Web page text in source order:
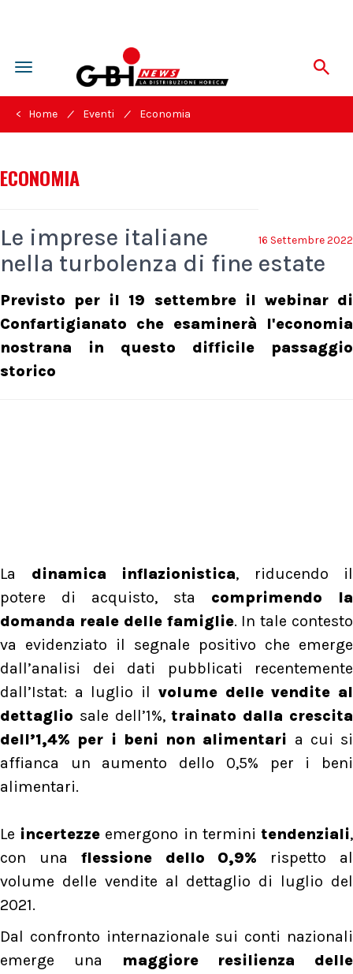
Toggle
navigation
< Home / Eventi / Economia
ECONOMIA
16 Settembre 2022
Le imprese italiane
nella turbolenza di fine estate
Previsto per il 19 settembre il webinar di
Confartigianato che esaminerà l'economia
nostrana in questo difficile passaggio
storico
La dinamica inflazionistica, riducendo il
potere di acquisto, sta comprimendo la
domanda reale delle famiglie. In tale contesto
va evidenziato il segnale positivo che emerge
dall’analisi dei dati pubblicati recentemente
dall’Istat: a luglio il volume delle vendite al
dettaglio sale dell’1%,trainato dalla crescita
dell’1,4% per i beni non alimentari a cui si
affianca un aumento dello 0,5% per i beni
alimentari.
Le incertezze emergono in terminitendenziali,
con una flessione dello 0,9% rispetto al
volume delle vendite al dettaglio di luglio del
2021.
Dal confronto internazionale sui conti nazionali
emerge una
maggiore resilienza delle